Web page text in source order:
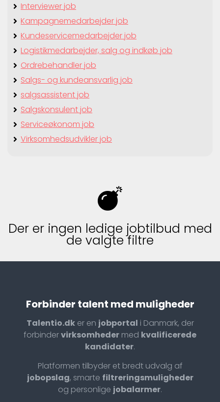
Interviewer job
Kampagnemedarbejder job
Kundeservicemedarbejder job
Logistikmedarbejder, salg og indkøb job
Ordrebehandler job
Salgs- og kundeansvarlig job
salgsassistent job
Salgskonsulent job
Serviceøkonom job
Virksomhedsudvikler job
Der er ingen ledige jobtilbud med
de valgte filtre
Forbinder talent med muligheder
Talentio.dker en jobportal i Danmark, der
forbindervirksomheder med kvalificerede
kandidater.
Platformen tilbyder et bredt udvalg af
jobopslag, smarte filtreringsmuligheder
og personlige jobalarmer.